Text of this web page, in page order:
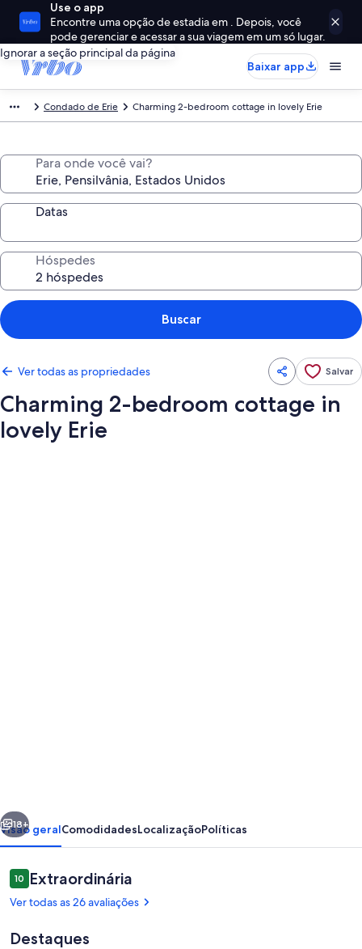
Use o app
Encontre uma opção de estadia em . Depois, você
pode gerenciar e acessar a sua viagem em um só lugar.
Ignorar a seção principal da página
Baixar app
Condado de Erie Charming 2-bedroom cottage in lovely Erie
Para onde você vai?
Datas
Hóspedes
Buscar
Ver todas as propriedades Salvar
Charming 2-bedroom cottage in
lovely Erie
in
lovely
Erie
Próximo
18+
Visão geralComodidadesLocalizaçãoPolíticas
Avaliações
1010 de 10
Extraordinária
Ver todas as 26 avaliações
Destaques